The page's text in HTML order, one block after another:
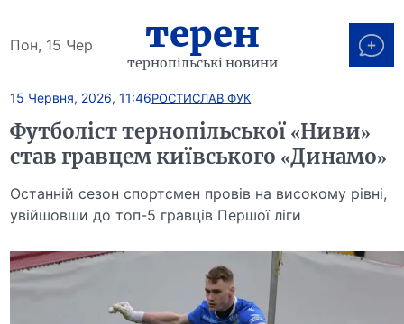
Пон, 15 Чер терен
тернопільські новини
15 Червня, 2026, 11:46РОСТИСЛАВ ФУК
Футболіст тернопільської «Ниви»
став гравцем київського «Динамо»
Останній сезон спортсмен провів на високому рівні,
увійшовши до топ-5 гравців Першої ліги